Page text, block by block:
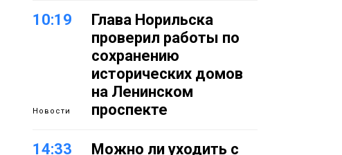
10:19
Новости
Глава Норильска
проверил работы по
сохранению
исторических домов
на Ленинском
проспекте
14:33
Можно ли уходить с